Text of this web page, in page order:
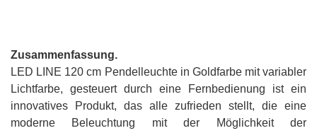
Zusammenfassung.
LED LINE 120 cm Pendelleuchte in Goldfarbe mitvariabler
Lichtfarbe, gesteuert durch eine Fernbedienung ist ein
innovatives Produkt, das alle zufrieden stellt, die eine
moderne Beleuchtung mit der Möglichkeit der